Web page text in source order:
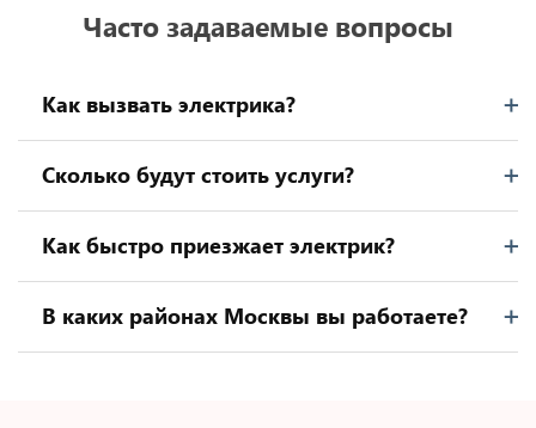
Часто задаваемые вопросы
Как вызвать электрика?
Сколько будут стоить услуги?
Как быстро приезжает электрик?
В каких районах Москвы вы работаете?